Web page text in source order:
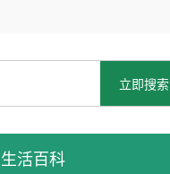
立即搜索
生活百科